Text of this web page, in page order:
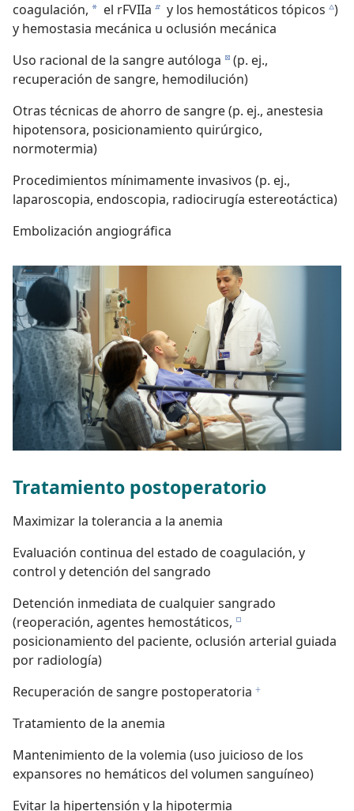
coagulación, a el rFVIIa b y los hemostáticos tópicos c)
y hemostasia mecánica u oclusión mecánica
Uso racional de la sangre autóloga d(p. ej.,
recuperación de sangre, hemodilución)
Otras técnicas de ahorro de sangre (p. ej., anestesia
hipotensora, posicionamiento quirúrgico,
normotermia)
Procedimientos mínimamente invasivos (p. ej.,
laparoscopia, endoscopia, radiocirugía estereotáctica)
Embolización angiográfica
Tratamiento postoperatorio
Maximizar la tolerancia a la anemia
Evaluación continua del estado de coagulación, y
control y detención del sangrado
Detención inmediata de cualquier sangrado
(reoperación, agentes hemostáticos, e
posicionamiento del paciente, oclusión arterial guiada
por radiología)
Recuperación de sangre postoperatoria f
Tratamiento de la anemia
Mantenimiento de la volemia (uso juicioso de los
expansores no hemáticos del volumen sanguíneo)
Evitar la hipertensión y la hipotermia